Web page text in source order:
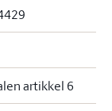
artikkel 6